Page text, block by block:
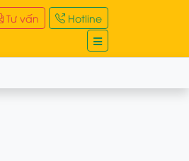
Tư vấn Hotline